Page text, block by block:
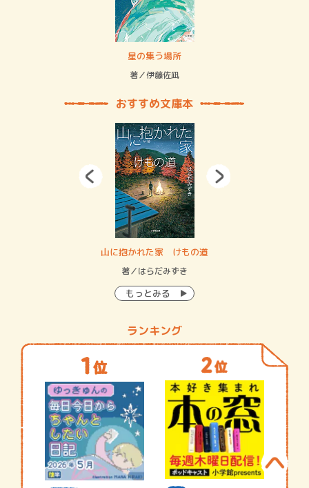
星の集う場所
著／伊藤佐凪
おすすめ文庫本
山に抱かれた家 けもの道
著／はらだみずき
もっとみる
ランキング